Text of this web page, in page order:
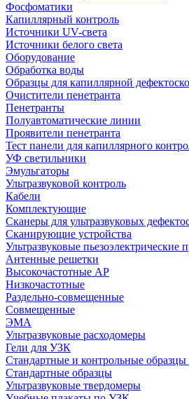
Фосфоматики
Капиллярный контроль
Источники UV-света
Источники белого света
Оборудование
Обработка воды
Образцы для капиллярной
Очистители пенетранта
Пенетранты
Полуавтоматические линии
Проявители пенетранта
Тест панели для капиллярного
УФ светильники
Эмульгаторы
Ультразвуковой контроль
Кабели
Комплектующие
Сканеры для ультразвуковых
Сканирующие устройства
Ультразвуковые пьезоэлектрические
Антенные решетки
Высокочастотные АР
Низкочастотные
Раздельно-совмещенные
Совмещенные
ЭМА
Ультразвуковые расходомеры
Гели для УЗК
Стандартные и контрольные образцы
Стандартные образцы
Ультразвуковые твердомеры